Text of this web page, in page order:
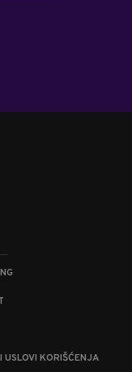
USLOVI KORIŠĆENJA